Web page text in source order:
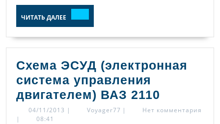
серии
ЧИТАТЬ ДАЛЕЕ ДАЛЕЕ
Схема ЭСУД (электронная
система управления
двигателем) ВАЗ 2110
ЭСУД
04/11/2013 04/11/2013
| Voyager77 Voyager77
|
Нет комментария
|
08:41